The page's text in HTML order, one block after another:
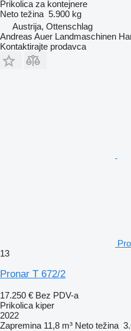
Prikolica za kontejnere
Neto težina 5.900 kg
Austrija, Ottenschlag
Andreas Auer Landmaschinen
Kontaktirajte prodavca
13
Pronar T 672/2
17.250 € Bez PDV-a
Prikolica kiper
2022
Zapremina 11,8 m³ Neto težina